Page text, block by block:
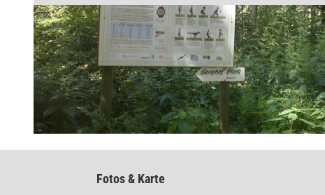
Fotos & Karte